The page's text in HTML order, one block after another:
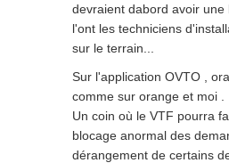
devraient dabord avoir
l'ont les techniciens
sur le terrain...
Sur l'application OVTO ,
comme sur orange et moi .
Un coin où le VTF pourra
blocage anormal des
dérangement de certains